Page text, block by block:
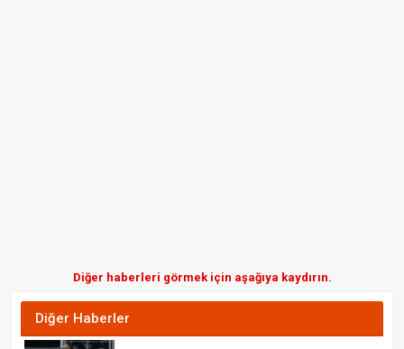
Diğer haberleri görmek için aşağıya kaydırın.
Diğer Haberler